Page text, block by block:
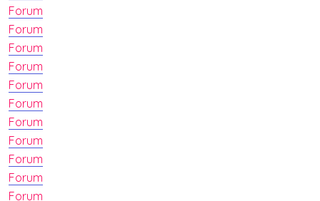
Forum
Forum
Forum
Forum
Forum
Forum
Forum
Forum
Forum
Forum
Forum